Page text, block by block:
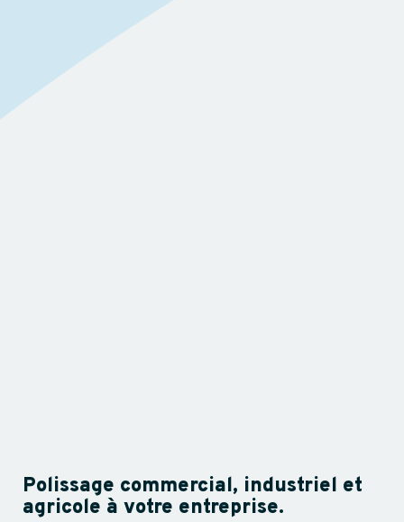
Polissage commercial, industriel et
agricole à votre entreprise.